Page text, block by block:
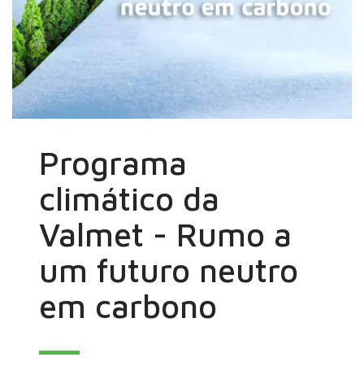
Programa
climático da
Valmet - Rumo a
um futuro neutro
em carbono